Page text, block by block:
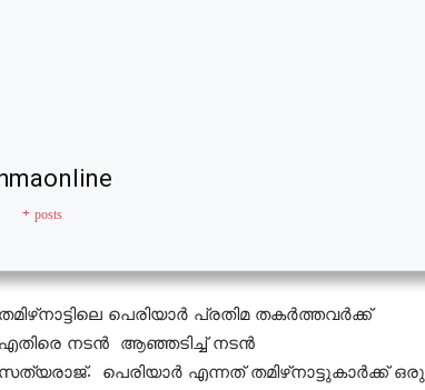
+ posts
പെരിയാര്‍ പ്രതിമ തകര്‍ത്തവര്‍ക്ക്
നടന്‍ ആഞ്ഞടിച്ച് നടന്‍
പെരിയാര്‍ എന്നത് തമിഴ്‌നാട്ടുകാര്‍ക്ക് ഒരു